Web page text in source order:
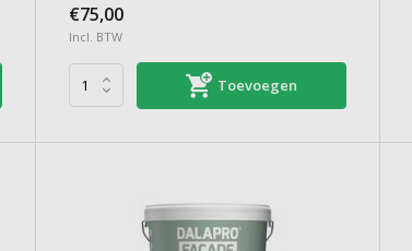
€75,00
Incl. BTW
Toevoegen